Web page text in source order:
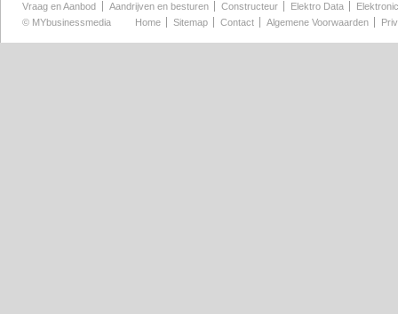
Vraag en Aanbod Aandrijven en besturen Constructeur Elektro Data
© MYbusinessmedia Home Sitemap Contact Algemene Voorwaarden